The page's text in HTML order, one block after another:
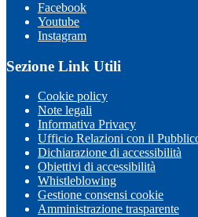
Facebook
Youtube
Instagram
Sezione Link Utili
Cookie policy
Note legali
Informativa Privacy
Ufficio Relazioni con il
Dichiarazione di accessibilità
Obiettivi di accessibilità
Whistleblowing
Gestione consensi cookie
Amministrazione trasparente